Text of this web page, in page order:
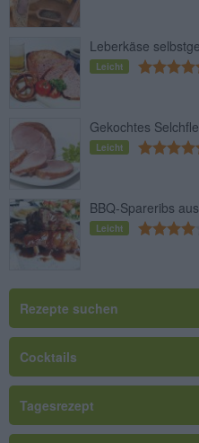
Leberkäse
Leicht
Gekochtes
Leicht
BBQ-Spareribs
Leicht
Rezepte suchen
Cocktails
Tagesrezept